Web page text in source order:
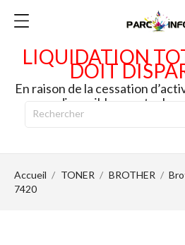
LIQUIDATION
DOIT
En raison de la cessation
disponibles en stock
Accueil TONER BROTHER
7420